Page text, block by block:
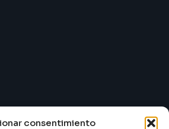
consentimiento